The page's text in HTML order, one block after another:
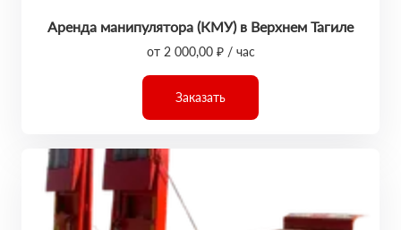
Аренда манипулятора (КМУ) в Верхнем Тагиле
от 2 000,00 ₽ / час
Заказать